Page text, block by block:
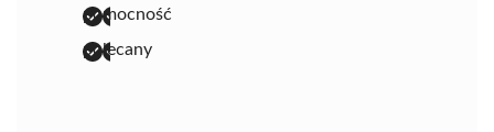
pomocność
polecany